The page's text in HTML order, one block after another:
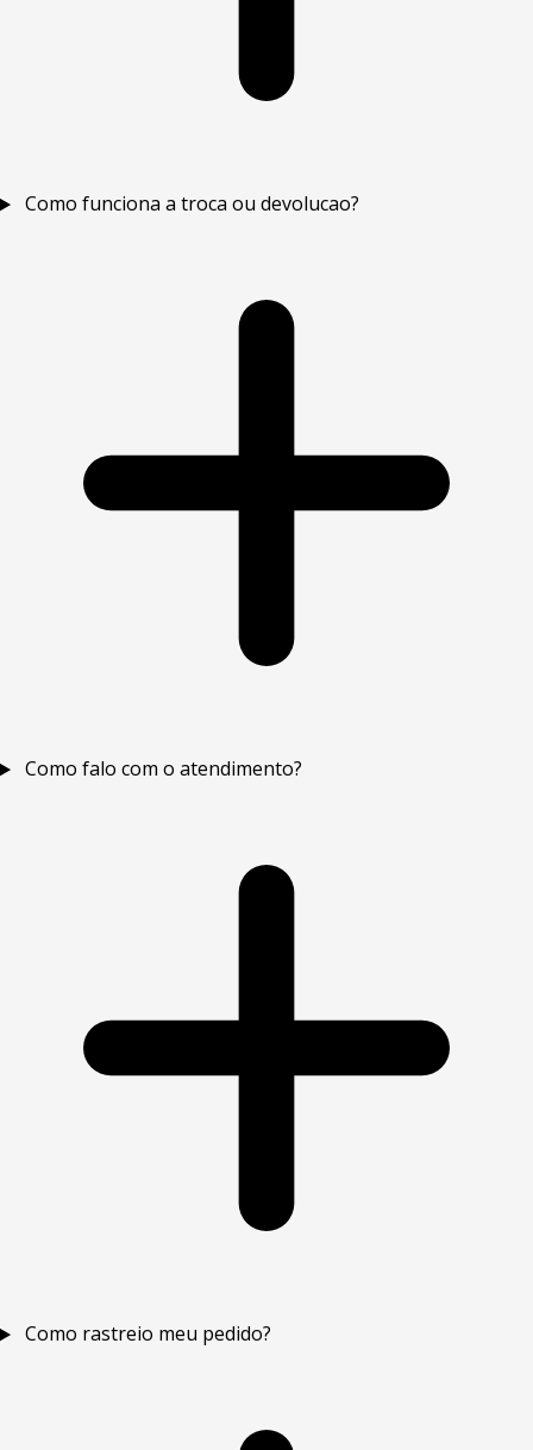
Como funciona a troca ou devolucao?
Como falo com o atendimento?
Como rastreio meu pedido?